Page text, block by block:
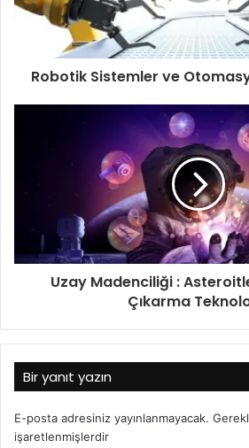
Robotik Sistemler ve
Uzay Madenciliği :
Çıkarma
Bir yanıt yazın
E-posta adresiniz yayınlanmayacak.
işaretlenmişlerdir